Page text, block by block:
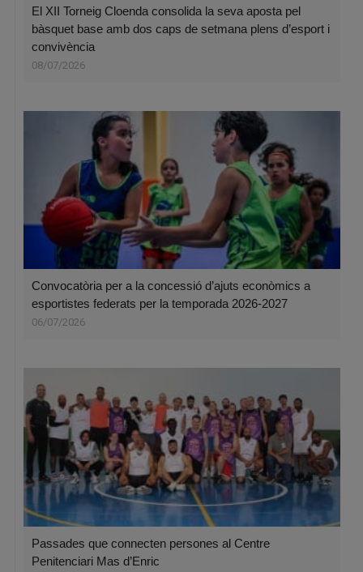
El XII Torneig Cloenda consolida la seva aposta pel
bàsquet base amb dos caps de setmana plens d’esport i
convivència
08/07/2026
Convocatòria per a la concessió d’ajuts econòmics a
esportistes federats per la temporada 2026-2027
06/07/2026
Passades que connecten persones al Centre
Penitenciari Mas d’Enric